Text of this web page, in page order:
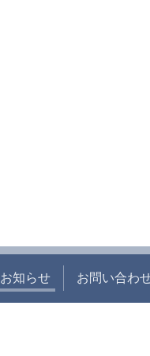
お知らせ お問い合わ